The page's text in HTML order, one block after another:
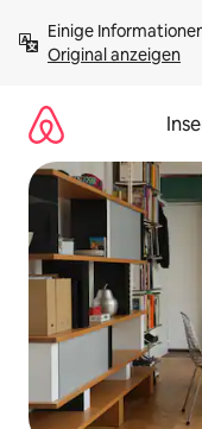
Inhalten
springenOriginal anzeigen